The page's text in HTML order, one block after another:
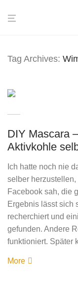
Tag Archives:
DIY Mascara
Aktivkohle
Ich hatte noch nie
selber
Facebook sah, die
Ergebnis lässt sich
recherchiert und
gefunden. Andere
funktioniert. Später
More